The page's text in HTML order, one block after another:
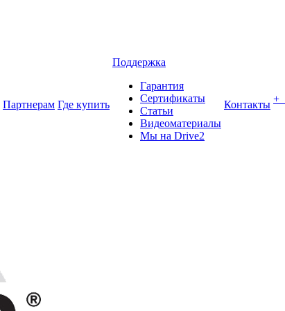
Партнерам Где купить
Поддержка
Гарантия
Сертификаты
Статьи
Видеоматериалы
Мы на Drive2
Контакты +